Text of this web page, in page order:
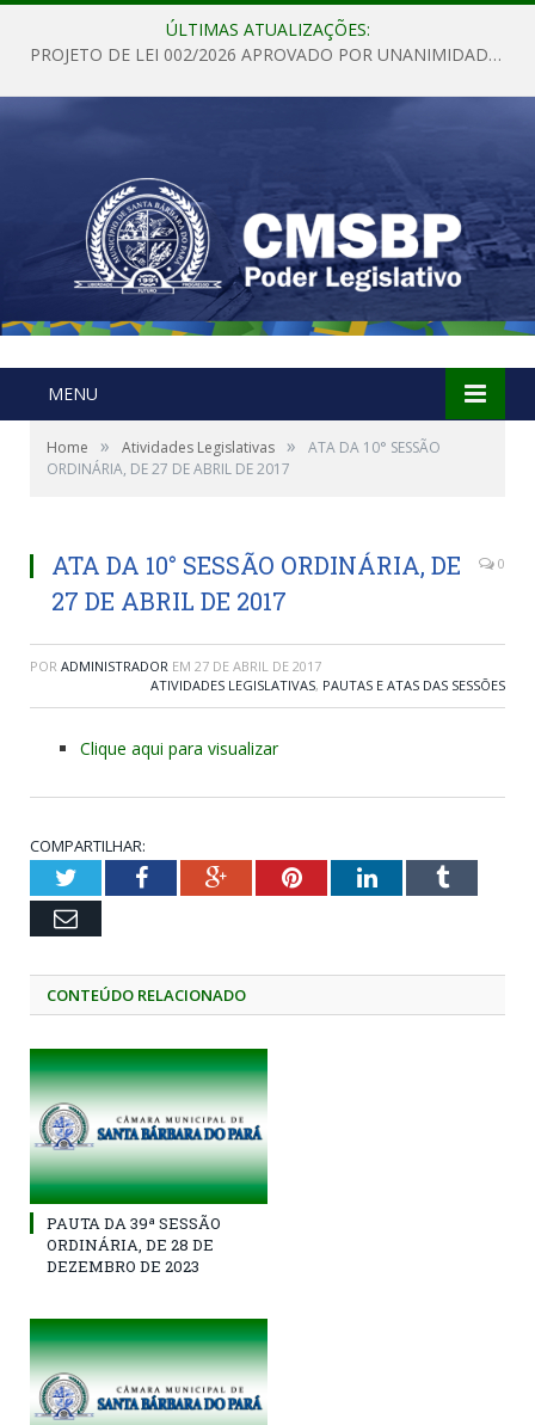
ÚLTIMAS ATUALIZAÇÕES:
PROJETO DE LEI 002/2026 APROVADO POR UNANIMIDADE EM SESSÃO ORDINÁRIA NESTA QUINTA – FEIRA 28 DE MAIO DE 2026
MENU
Home » Atividades Legislativas »
ATA DA 10° SESSÃO
ORDINÁRIA, DE 27 DE ABRIL DE 2017
ATA DA 10° SESSÃO ORDINÁRIA, DE
27 DE ABRIL DE 2017
0
POR ADMINISTRADOR EM 27 DE ABRIL DE 2017
ATIVIDADES LEGISLATIVAS, PAUTAS E ATAS DAS SESSÕES
Clique aqui para visualizar
COMPARTILHAR:
TwitterFacebookGoogle+PinterestLinkedInTumblr
Email
CONTEÚDO RELACIONADO
PAUTA DA 39ª SESSÃO
ORDINÁRIA, DE 28 DE
DEZEMBRO DE 2023